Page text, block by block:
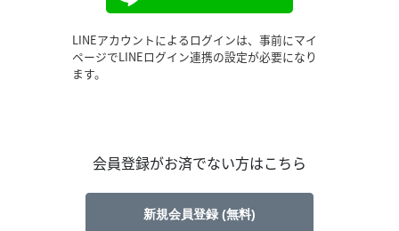
LINEアカウントによるログインは、事前にマイ
ページでLINEログイン連携の設定が必要になり
ます。
会員登録がお済でない方はこちら
新規会員登録 (無料)